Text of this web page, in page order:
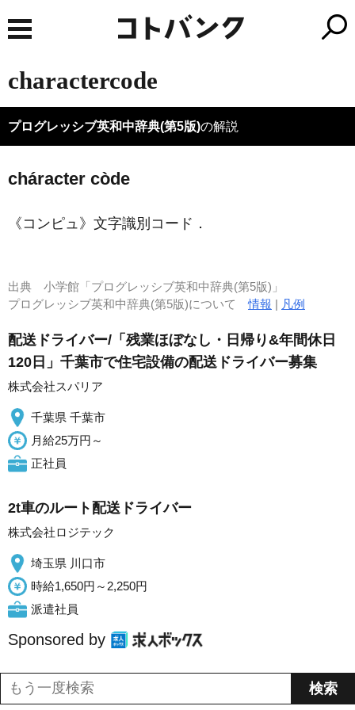
charactercode
プログレッシブ英和中辞典(第5版)の解説
cháracter còde
《コンピュ》 文字識別コード ．
出典 小学館「プログレッシブ英和中辞典(第5版)」
プログレッシブ英和中辞典(第5版)について情報 | 凡例
配送ドライバー/「残業ほぼなし・日帰り&年間休日
120日」千葉市で住宅設備の配送ドライバー募集
株式会社スパリア
千葉県 千葉市
月給25万円～
正社員
2t車のルート配送ドライバー
株式会社ロジテック
埼玉県 川口市
時給1,650円～2,250円
派遣社員
Sponsored by